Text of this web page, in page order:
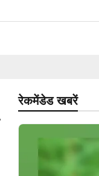
रेकमेंडेड खबरें